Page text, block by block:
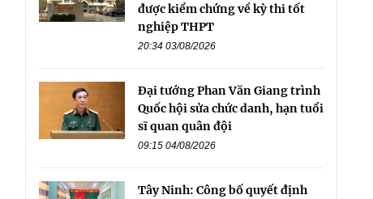
được kiểm chứng về kỳ thi tốt
nghiệp THPT
20:34 03/08/2026
Đại tướng Phan Văn Giang trình
Quốc hội sửa chức danh, hạn tuổi
sĩ quan quân đội
09:15 04/08/2026
Tây Ninh: Công bố quyết định